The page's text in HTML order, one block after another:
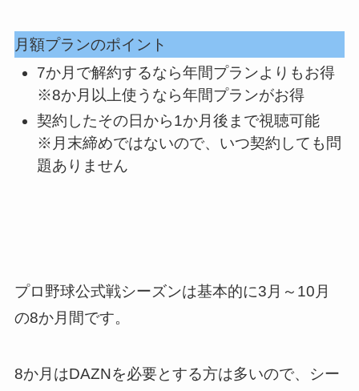
月額プランのポイント
7か月で解約するなら年間プランよりもお得
※8か月以上使うなら年間プランがお得
契約したその日から1か月後まで視聴可能
※月末締めではないので、いつ契約しても問
題ありません
プロ野球公式戦シーズンは基本的に3月～10月
の8か月間です。
8か月はDAZNを必要とする方は多いので、シー